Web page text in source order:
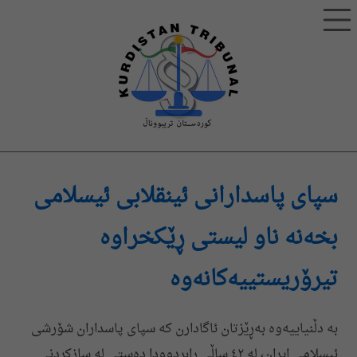
سپای پاسدارانی ئینقلابی ئیسلامی
بخەنە ناو لیستی ڕێکخراوە
تیرۆریستییەکانەوە
بە دڵنیاییەوە بەڕێزتان ئاگادارن که سپای پاسداران شۆرشی